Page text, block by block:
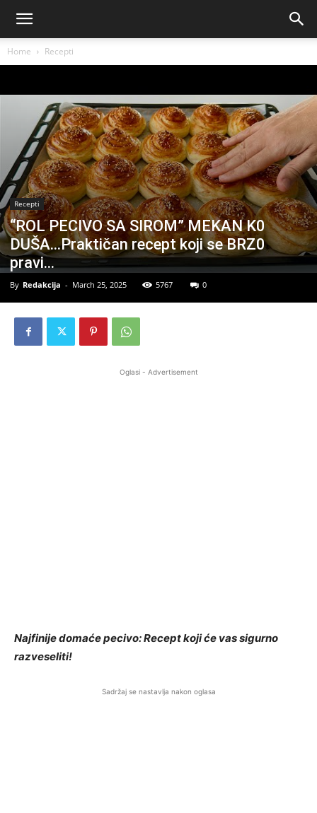
Home Recepti
Recepti
“ROL PECIVO SA SIROM” MEKAN K0
DUŠA…Praktičan recept koji se BRZ0
pravi…
By Redakcija - March 25, 2025 5767 0
Oglasi - Advertisement
Najfinije domaće pecivo: Recept koji će vas sigurno
razveseliti!
Sadržaj se nastavlja nakon oglasa